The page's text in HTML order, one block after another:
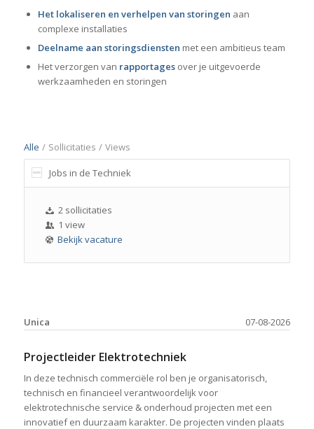
Het lokaliseren en verhelpen van storingen aan
complexe installaties
Deelname aan storingsdiensten met een ambitieus team
Het verzorgen van rapportagesover je uitgevoerde
werkzaamheden en storingen
Alle / Sollicitaties / Views
Jobs in de Techniek
2 sollicitaties
1 view
Bekijk vacature
07-08-2026
Unica
Projectleider Elektrotechniek
In deze technisch commerciële rol ben je organisatorisch,
technisch en financieel verantwoordelijk voor
elektrotechnische service & onderhoud projecten met een
innovatief en duurzaam karakter. De projecten vinden plaats